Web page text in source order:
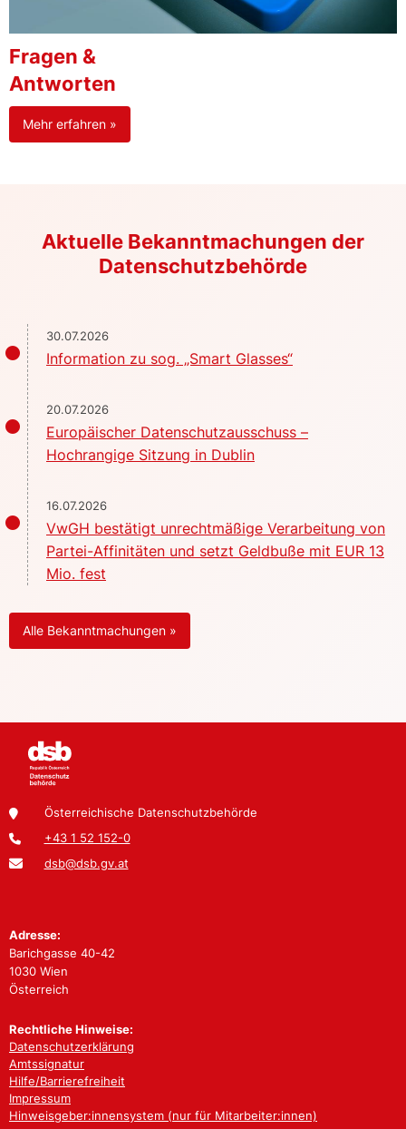
Fragen &
Antworten
Mehr erfahren »
Aktuelle Bekanntmachungen der
Datenschutzbehörde
30.07.2026
Information zu sog. „Smart Glasses“
20.07.2026
Europäischer Datenschutzausschuss –
Hochrangige Sitzung in Dublin
16.07.2026
VwGH bestätigt unrechtmäßige Verarbeitung von
Partei-Affinitäten und setzt Geldbuße mit EUR 13
Mio. fest
Alle Bekanntmachungen »
Österreichische Datenschutzbehörde
+43 1 52 152-0
dsb@dsb.gv.at
Adresse:
Barichgasse 40-42
1030 Wien
Österreich
Rechtliche Hinweise:
Datenschutzerklärung
Amtssignatur
Hilfe/Barrierefreiheit
Impressum
Hinweisgeber:innensystem (nur für Mitarbeiter:innen)